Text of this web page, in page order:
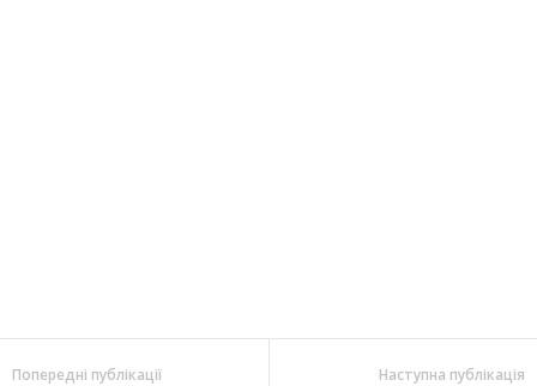
Попередні публікації Наступна публікація